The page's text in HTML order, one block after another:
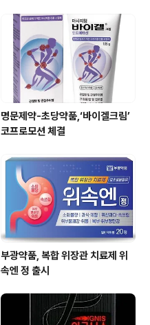
명문제약-초당약품,‘바이겔크림’
코프로모션 체결
부광약품, 복합 위장관 치료제 위
속엔 정 출시